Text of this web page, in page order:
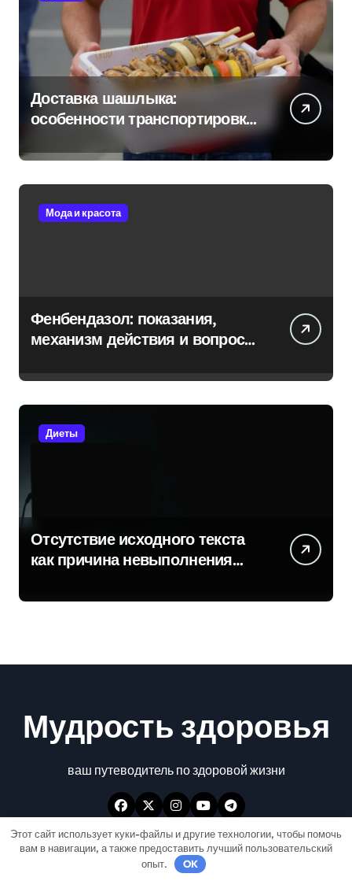
Доставка шашлыка:
особенности транспортировки
и сохранения свежести
Мода и красота
Фенбендазол: показания,
механизм действия и вопросы
Диеты
Отсутствие исходного текста
как причина невыполнения
Мудрость здоровья
ваш путеводитель по здоровой жизни
Этот сайт использует куки-файлы и другие технологии, чтобы помочь
вам в навигации, а также предоставить лучший пользовательский
опыт.
OK